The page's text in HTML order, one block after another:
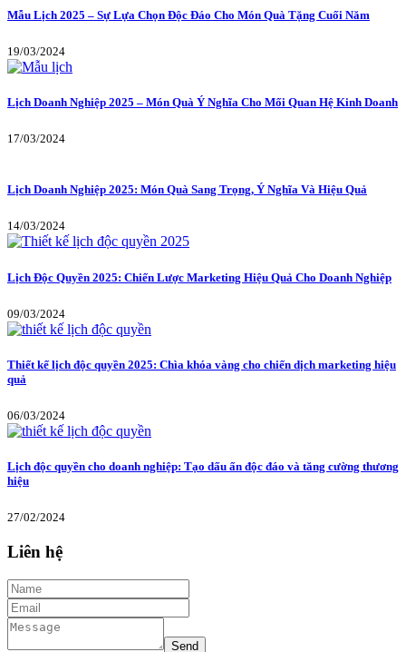
Mẫu Lịch 2025 – Sự Lựa Chọn Độc Đáo Cho Món Quà Tặng Cuối Năm
19/03/2024
Lịch Doanh Nghiệp 2025 – Món Quà Ý Nghĩa Cho Mối Quan Hệ Kinh Doanh
17/03/2024
Lịch Doanh Nghiệp 2025: Món Quà Sang Trọng, Ý Nghĩa Và Hiệu Quả
14/03/2024
Lịch Độc Quyền 2025: Chiến Lược Marketing Hiệu Quả Cho Doanh Nghiệp
09/03/2024
Thiết kế lịch độc quyền 2025: Chìa khóa vàng cho chiến dịch marketing hiệu
quả
06/03/2024
Lịch độc quyền cho doanh nghiệp: Tạo dấu ấn độc đáo và tăng cường thương
hiệu
27/02/2024
Liên hệ